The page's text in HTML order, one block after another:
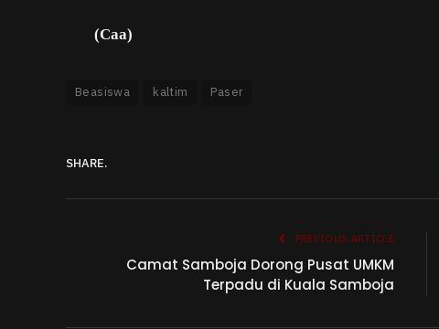
(Caa)
Beasiswa kaltim Paser
SHARE.
PREVIOUS ARTICLE
Camat Samboja Dorong Pusat UMKM
Terpadu di Kuala Samboja